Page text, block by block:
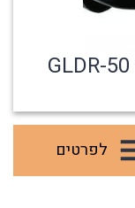
לפרטים